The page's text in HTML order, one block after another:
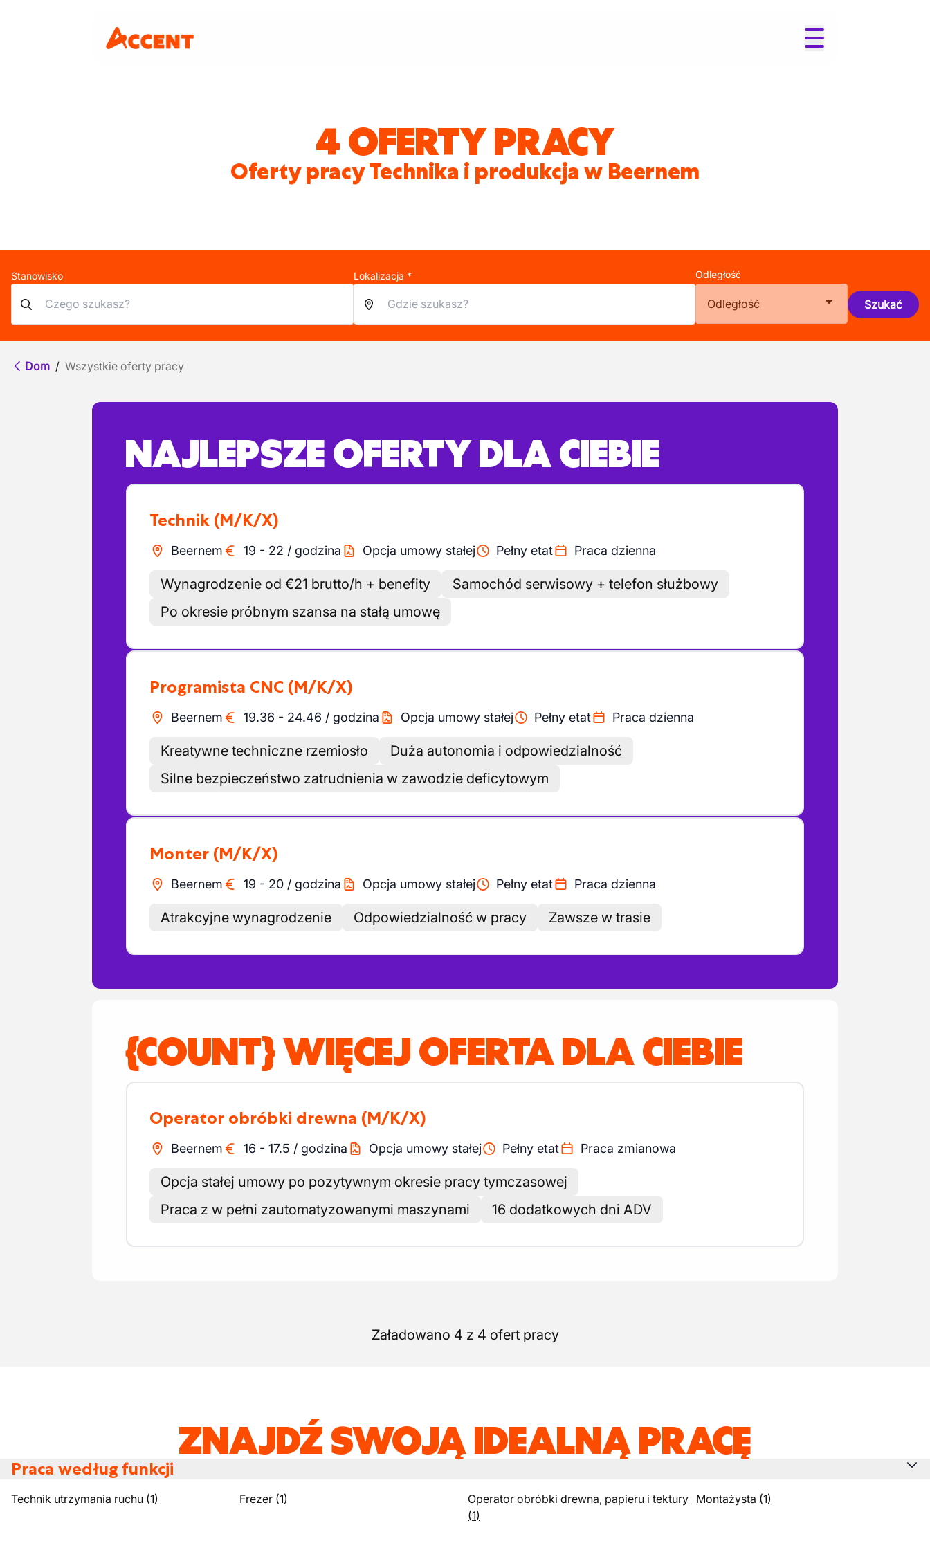
4 OFERTY PRACY
Oferty pracy Technika i produkcja w Beernem
Stanowisko Lokalizacja * Odległość
Odległość Szukać
Dom / Wszystkie oferty pracy
NAJLEPSZE OFERTY DLA CIEBIE
Technik (M/K/X)
Beernem 19 - 22 / godzina Opcja umowy stałej Pełny etat Praca dzienna
Wynagrodzenie od €21 brutto/h + benefity
Samochód serwisowy + telefon służbowy
Po okresie próbnym szansa na stałą umowę
Programista CNC (M/K/X)
Beernem 19.36 - 24.46 / godzina Opcja umowy stałej Pełny etat Praca dzienna
Kreatywne techniczne rzemiosło
Duża autonomia i odpowiedzialność
Silne bezpieczeństwo zatrudnienia w zawodzie deficytowym
Monter (M/K/X)
Beernem 19 - 20 / godzina Opcja umowy stałej Pełny etat Praca dzienna
Atrakcyjne wynagrodzenie Odpowiedzialność w pracy Zawsze w trasie
{COUNT} WIĘCEJ OFERTA DLA CIEBIE
Operator obróbki drewna (M/K/X)
Beernem 16 - 17.5 / godzina Opcja umowy stałej Pełny etat Praca zmianowa
Opcja stałej umowy po pozytywnym okresie pracy tymczasowej
Praca z w pełni zautomatyzowanymi maszynami
16 dodatkowych dni ADV
Załadowano 4 z 4 ofert pracy
ZNAJDŹ SWOJĄ IDEALNĄ PRACĘ
Praca według funkcji
Technik utrzymania ruchu (1) Frezer (1)
Operator obróbki drewna, papieru i tektury
(1)
Montażysta (1)